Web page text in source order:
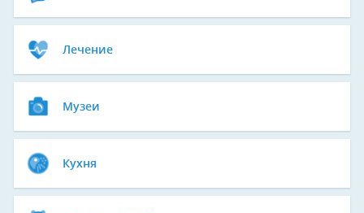
Лечение
Музеи
Кухня